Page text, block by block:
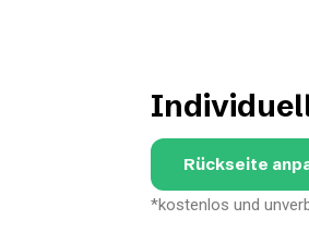
Rückseite
*kostenlos und